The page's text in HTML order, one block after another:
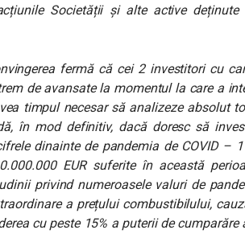
Societății și alte active
fermă că cei 2 investitori cu
de avansate la momentul la care a
timpul necesar să analizeze absolut
în mod definitiv, dacă doresc să
dinainte de pandemia de COVID –
EUR suferite în această
privind numeroasele valuri de
a prețului combustibilului,
cu peste 15% a puterii de cumparăre